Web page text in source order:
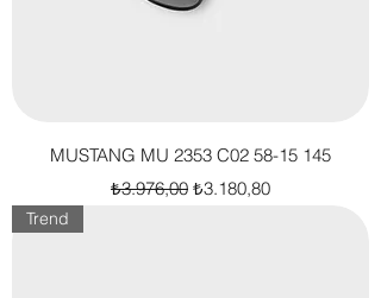
MUSTANG MU 2353 C02 58-15 145
Normal Fiyat
₺3.976,00 İndirimli Fiyat
₺3.180,80
Trend